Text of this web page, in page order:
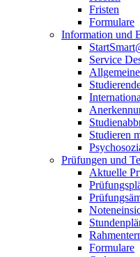
Fristen
Formulare
Information und
Service
Studieren
Prüfungen und
Aktuelle
Formulare